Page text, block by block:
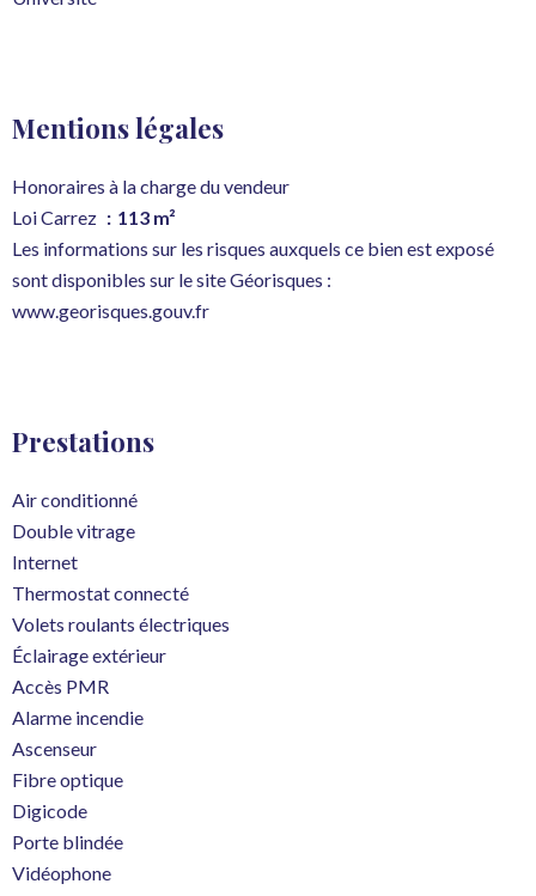
Mentions légales
Honoraires à la charge du vendeur
Loi Carrez
113 m²
Les informations sur les risques auxquels ce bien est exposé
sont disponibles sur le site Géorisques :
www.georisques.gouv.fr
Prestations
Air conditionné
Double vitrage
Internet
Thermostat connecté
Volets roulants électriques
Éclairage extérieur
Accès PMR
Alarme incendie
Ascenseur
Fibre optique
Digicode
Porte blindée
Vidéophone